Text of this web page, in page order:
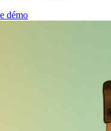
démo